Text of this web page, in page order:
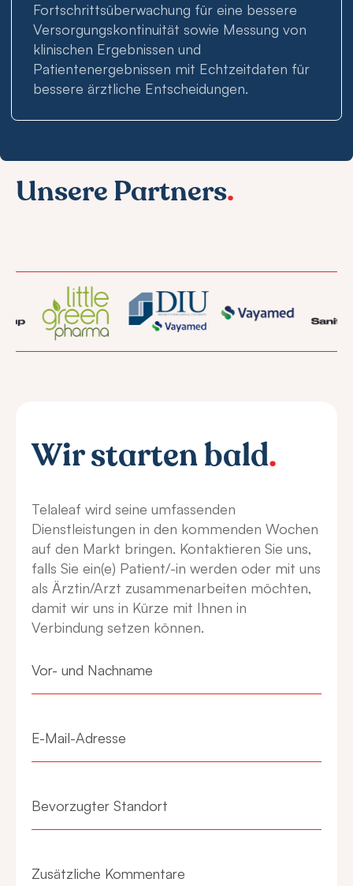
Fortschrittsüberwachung für eine bessere
Versorgungskontinuität sowie Messung von
klinischen Ergebnissen und
Patientenergebnissen mit Echtzeitdaten für
bessere ärztliche Entscheidungen.
Unsere Partners.
Wir starten bald.
Telaleaf wird seine umfassenden
Dienstleistungen in den kommenden Wochen
auf den Markt bringen. Kontaktieren Sie uns,
falls Sie ein(e) Patient/-in werden oder mit uns
als Ärztin/Arzt zusammenarbeiten möchten,
damit wir uns in Kürze mit Ihnen in
Verbindung setzen können.